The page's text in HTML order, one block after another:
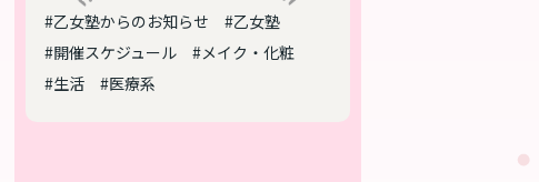
#乙女塾からのお知らせ
#乙女塾
#開催スケジュール
#メイク・化粧
#生活
#医療系